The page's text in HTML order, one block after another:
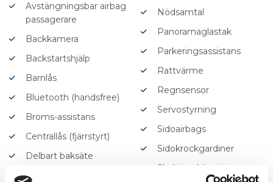
Avstängningsbar airbag
passagerare
Backkamera
Backstartshjälp
Barnlås
Bluetooth (handsfree)
Broms-assistans
Centrallås (fjärrstyrt)
Delbart baksäte
Digitalradio (DAB)
Nödsamtal
Panoramaglastak
Parkeringsassistans
Rattvärme
Regnsensor
Servostyrning
Sidoairbags
Sidokrockgardiner
Skyltigenkänning